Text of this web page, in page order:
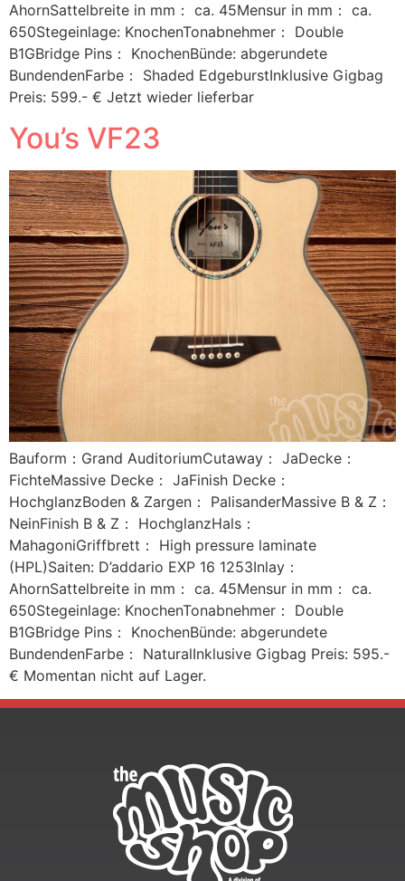
AhornSattelbreite in mm： ca. 45Mensur in mm： ca.
650Stegeinlage: KnochenTonabnehmer： Double
B1GBridge Pins： KnochenBünde: abgerundete
BundendenFarbe： Shaded EdgeburstInklusive Gigbag
Preis: 599.- € Jetzt wieder lieferbar
You’s VF23
Bauform：Grand AuditoriumCutaway： JaDecke：
FichteMassive Decke： JaFinish Decke：
HochglanzBoden & Zargen： PalisanderMassive B & Z：
NeinFinish B & Z： HochglanzHals：
MahagoniGriffbrett： High pressure laminate
(HPL)Saiten: D’addario EXP 16 1253Inlay：
AhornSattelbreite in mm： ca. 45Mensur in mm： ca.
650Stegeinlage: KnochenTonabnehmer： Double
B1GBridge Pins： KnochenBünde: abgerundete
BundendenFarbe： NaturalInklusive Gigbag Preis: 595.-
€ Momentan nicht auf Lager.